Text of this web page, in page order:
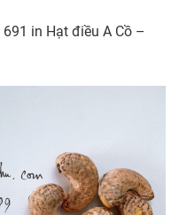
in Hạt điều A Cồ –